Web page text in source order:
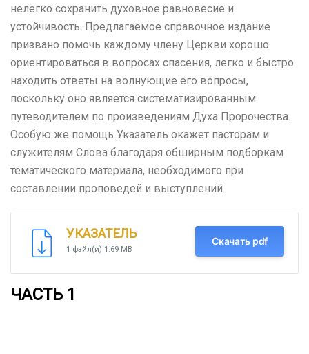
нелегко сохранить духовное равновесие и
устойчивость. Предлагаемое справочное издание
призвано помочь каждому члену Церкви хорошо
ориентироваться в вопросах спасения, легко и быстро
находить ответы на волнующие его вопросы,
поскольку оно является систематизированным
путеводителем по произведениям Духа Пророчества.
Особую же помощь Указатель окажет пасторам и
служителям Слова благодаря обширным подборкам
тематического материала, необходимого при
составлении проповедей и выступлений.
УКАЗАТЕЛЬ
1 файл(и) 1.69 MB
Скачать pdf
ЧАСТЬ 1